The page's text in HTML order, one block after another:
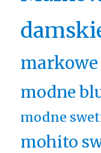
modne
modne
mohito